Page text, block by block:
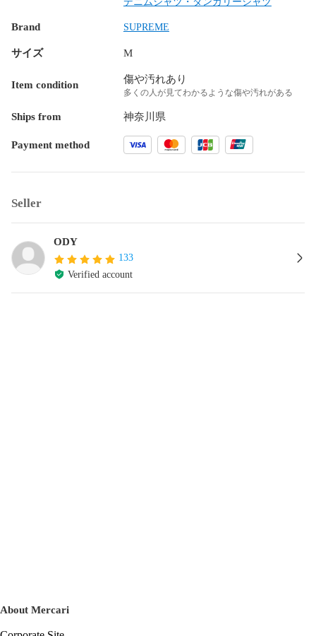
Brand SUPREME
サイズ M
Item condition 傷や汚れあり
多くの人が見てわかるような傷や汚れがある
Ships from 神奈川県
Payment method
Seller
ODY
133
Verified account
About Mercari